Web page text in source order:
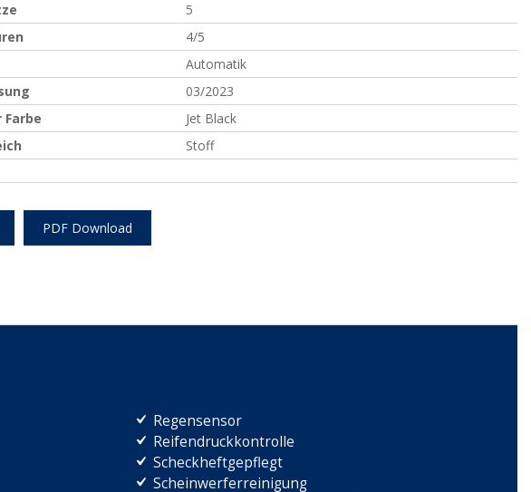
5
4/5
Automatik
03/2023
Jet Black
Stoff
PDF Download
Regensensor
Reifendruckkontrolle
Scheckheftgepflegt
Scheinwerferreinigung